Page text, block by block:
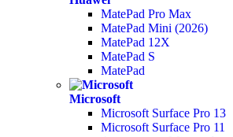
MatePad Pro Max
MatePad Mini (2026)
MatePad 12X
MatePad S
MatePad
Microsoft
Microsoft Surface Pro 13
Microsoft Surface Pro 11